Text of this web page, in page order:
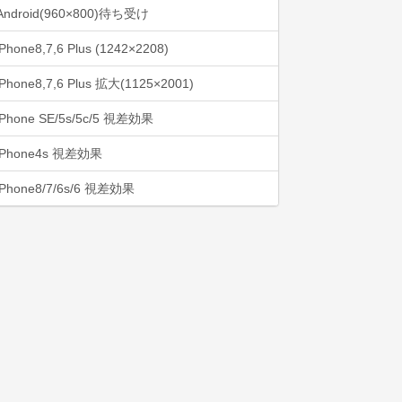
待ち受け
Plus (1242×2208)
Plus 拡大(1125×2001)
SE/5s/5c/5 視差効果
視差効果
7/6s/6 視差効果